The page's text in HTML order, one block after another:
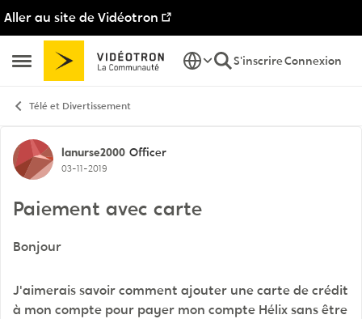
Aller au site de Vidéotron
Ouvrir Menu Latéral
Passer au contenu
S'inscrireConnexion
Télé et Divertissement
Discussion de forum
lanurse2000 Officer
03-11-2019
Paiement avec carte
Bonjour
J'aimerais savoir comment ajouter une carte de crédit
à mon compte pour payer mon compte Hélix sans être